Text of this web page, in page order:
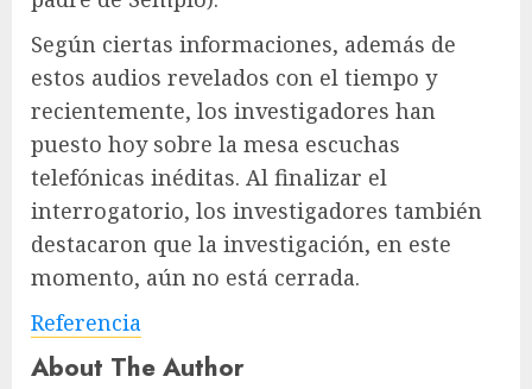
Según ciertas informaciones, además de
estos audios revelados con el tiempo y
recientemente, los investigadores han
puesto hoy sobre la mesa escuchas
telefónicas inéditas. Al finalizar el
interrogatorio, los investigadores también
destacaron que la investigación, en este
momento, aún no está cerrada.
Referencia
About The Author